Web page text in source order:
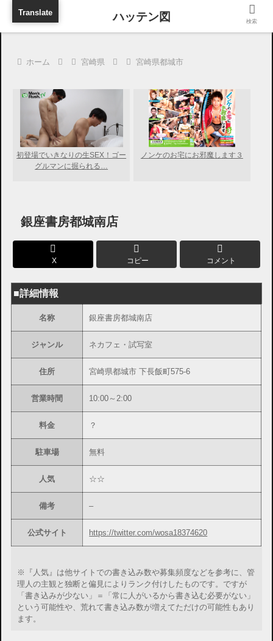
旅行に出張に待ち合わせに
ホーム 宮崎県 宮崎県都城市
初登場でいきなりの生SEX！ゴー
グルマンに掘られる…
ノンケのお宅にお邪魔します３
銀座書房都城南店
X コピー コメント
■詳細情報
名称 銀座書房都城南店
ジャンル ネカフェ・試写室
住所 宮崎県都城市 下長飯町575-6
営業時間 10:00～2:00
料金 ？
駐車場 無料
人気 ☆☆
備考 –
公式サイト https://twitter.com/wosa18374620
※『人気』は他サイトでの書き込み数や募集頻度などを参考に、管
理人の主観と独断と偏見によりランク付けしたものです。ですが
「書き込みが少ない」＝「常に人がいるから書き込む必要がない」
という可能性や、荒れて書き込み数が増えてただけの可能性もあり
ます。
検索
Translate